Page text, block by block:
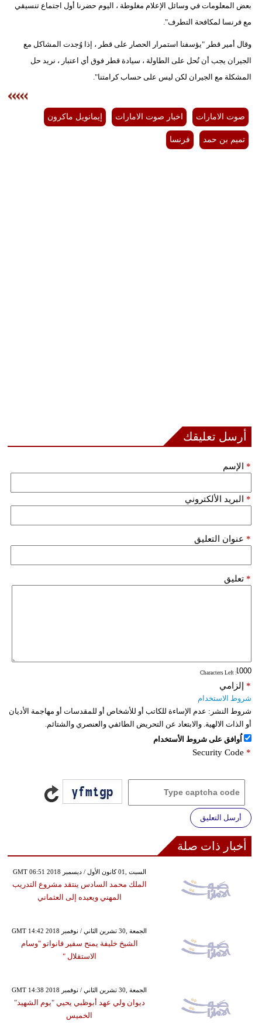
فيديو
بعض المعلومات في وسائل الإعلام مغلوطة ، اليوم حضرنا أول اجتماع تنسيقي
مع فرنسا لمكافحة التطرف".
وقال أمير قطر "يؤسفنا استمرار الحصار على قطر ، إذا وُجدت المشاكل مع
الجيران يجب أن تُحل على الطاولة ، سيادة قطر فوق أي اعتبار ، نريد حل
المشكلة مع الجيران لكن ليس على حساب كرامتنا".
صوت الامارات اخبار صوت الامارات إيمانويل ماكرون
تميم بن حمد فرنسا
أرسل تعليقك
الإسم *
البريد الألكتروني *
عنوان التعليق *
تعليق *
: Characters Left
إلزامي *
شروط الاستخدام
شروط النشر: عدم الإساءة للكاتب أو للأشخاص أو للمقدسات أو مهاجمة الأديان
أو الذات الالهية. والابتعاد عن التحريض الطائفي والعنصري والشتائم.
اُوافق على شروط الأستخدام
Security Code *
أرسل التعليق
أخبار ذات صلة
GMT 06:51 2018 السبت ,01 كانون الأول / ديسمبر
الملك محمد السادس ينتقد مشروع التدريب
المهني ويعيده إلى العثماني
GMT 14:42 2018 الجمعة ,30 تشرين الثاني / نوفمبر
الشيخ خليفة يمنح سفير فانواتو "وسام
الاستقلال "
GMT 14:38 2018 الجمعة ,30 تشرين الثاني / نوفمبر
ديوان ولي عهد أبوظبي يحيي "يوم الشهيد"
الخميس